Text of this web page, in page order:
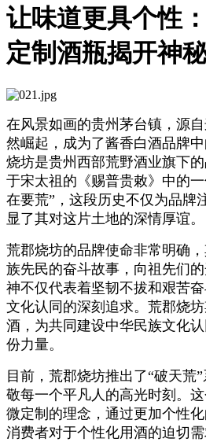
让味道更具个性
定制酒瓶揭开神
在风景如画的贵州茅台镇，源
然崛起，成为了酱香白酒品牌
烧坊是贵州西部荒野酒业旗下
于宋太祖的《赐普贵敕》中的
在要荒”，这段历史不仅为品牌
显了其对这片土地的深情厚谊。
荒郡烧坊的品牌使命非常明确
族先民的奋斗故事，向祖先们
神不仅代表着坚韧不拔和艰苦
文化认同的深刻追求。荒郡烧
酒，为共同建设中华民族文化
份力量。
目前，荒郡烧坊推出了“破天荒
敬每一个平凡人的高光时刻。
微定制的理念，通过更加个性
消费者对于个性化用酒的迫切